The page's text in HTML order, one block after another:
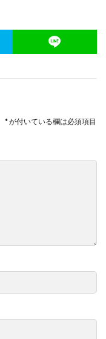
*が付いている欄は必須項目